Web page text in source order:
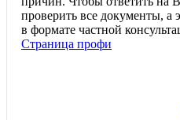
проверить все документы, а
в формате частной
Страница профи